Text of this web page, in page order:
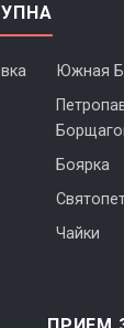
Южная
Боярка
Чайки